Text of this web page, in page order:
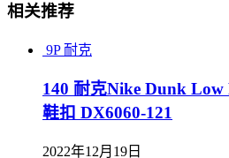
相关推荐
9P 耐克
140 耐克Nike Dunk
鞋扣 DX6060-121
2022年12月19日